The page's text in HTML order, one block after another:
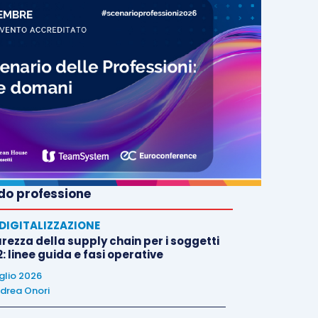
professione
della supply chain per i soggetti
linee guida e fasi operative
2026
Onori